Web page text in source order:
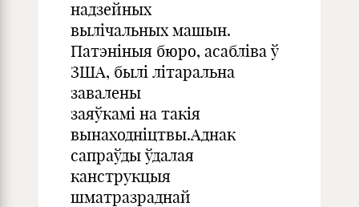
надзейных
вылічальных машын.
Патэніныя бюро, асабліва ў
ЗША, былі літаральна
завалены
заяўкамі на такія
вынаходніцтвы.Аднак
сапраўды ўдалая
канструкцыя
шматразраднай